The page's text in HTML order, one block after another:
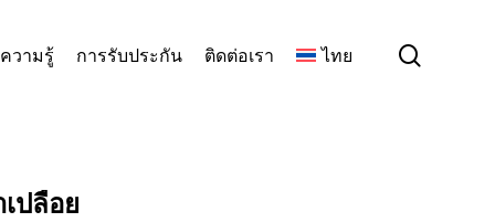
วามรู้ การรับประกัน ติดต่อเรา ไทย
เปลือย